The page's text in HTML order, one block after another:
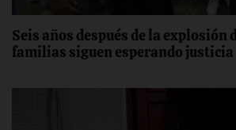
Seis años después de la explosión
familias siguen esperando justicia